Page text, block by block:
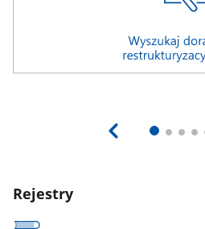
Rejestry